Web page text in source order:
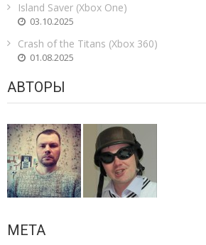
Island Saver (Xbox One)
03.10.2025
Crash of the Titans (Xbox 360)
01.08.2025
АВТОРЫ
МЕТА